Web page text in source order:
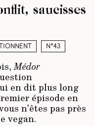
N°43
saucisses
Médor
en dit plus long
épisode en
n’êtes pas près
vegan.